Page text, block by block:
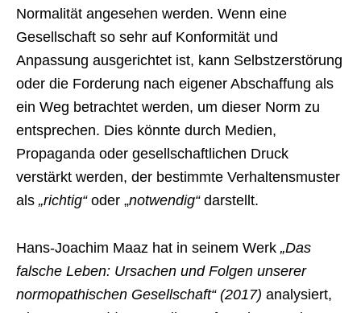
Normalität angesehen werden. Wenn eine
Gesellschaft so sehr auf Konformität und
Anpassung ausgerichtet ist, kann Selbstzerstörung
oder die Forderung nach eigener Abschaffung als
ein Weg betrachtet werden, um dieser Norm zu
entsprechen. Dies könnte durch Medien,
Propaganda oder gesellschaftlichen Druck
verstärkt werden, der bestimmte Verhaltensmuster
als „richtig“oder „notwendig“darstellt.
Hans-Joachim Maaz hat in seinem Werk „Das
falsche Leben: Ursachen und Folgen unserer
normopathischen Gesellschaft“ (2017) analysiert,